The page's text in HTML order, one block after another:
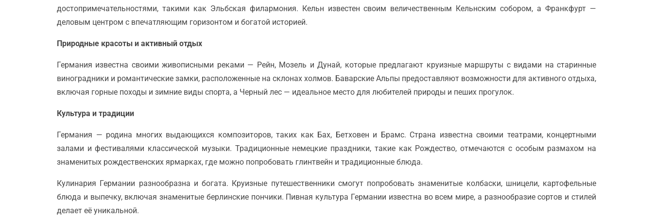
достопримечательностями, такими как Эльбская филармония. Кельн известен своим величественным Кельнским собором, а Франкфурт —
деловым центром с впечатляющим горизонтом и богатой историей.
Природные красоты и активный отдых
Германия известна своими живописными реками — Рейн, Мозель и Дунай, которые предлагают круизные маршруты с видами на старинные
виноградники и романтические замки, расположенные на склонах холмов. Баварские Альпы предоставляют возможности для активного отдыха,
включая горные походы и зимние виды спорта, а Черный лес — идеальное место для любителей природы и пеших прогулок.
Культура и традиции
Германия — родина многих выдающихся композиторов, таких как Бах, Бетховен и Брамс. Страна известна своими театрами, концертными
залами и фестивалями классической музыки. Традиционные немецкие праздники, такие как Рождество, отмечаются с особым размахом на
знаменитых рождественских ярмарках, где можно попробовать глинтвейн и традиционные блюда.
Кулинария Германии разнообразна и богата. Круизные путешественники смогут попробовать знаменитые колбаски, шницели, картофельные
блюда и выпечку, включая знаменитые берлинские пончики. Пивная культура Германии известна во всем мире, а разнообразие сортов и стилей
делает её уникальной.